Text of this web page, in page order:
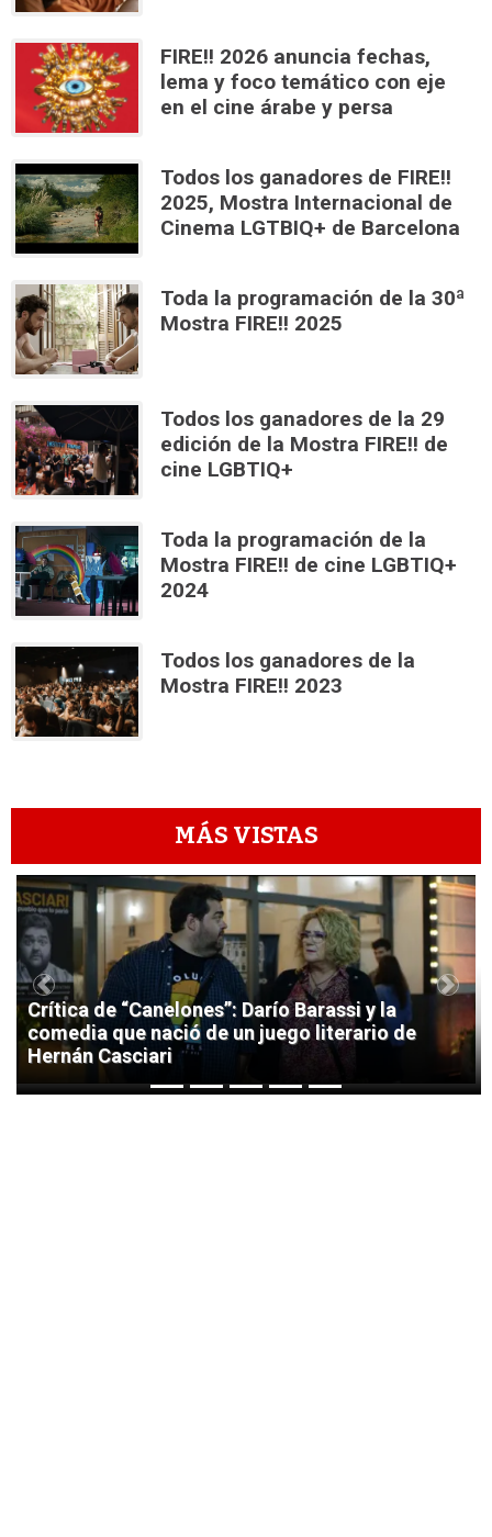
FIRE!! 2026 anuncia fechas,
lema y foco temático con eje
en el cine árabe y persa
Todos los ganadores de FIRE!!
2025, Mostra Internacional de
Cinema LGTBIQ+ de Barcelona
Toda la programación de la 30ª
Mostra FIRE!! 2025
Todos los ganadores de la 29
edición de la Mostra FIRE!! de
cine LGBTIQ+
Toda la programación de la
Mostra FIRE!! de cine LGBTIQ+
2024
Todos los ganadores de la
Mostra FIRE!! 2023
MÁS VISTAS
1
Crítica de “Canelones”: Darío Barassi y la
comedia que nació de un juego literario de
Hernán Casciari
Previous Next